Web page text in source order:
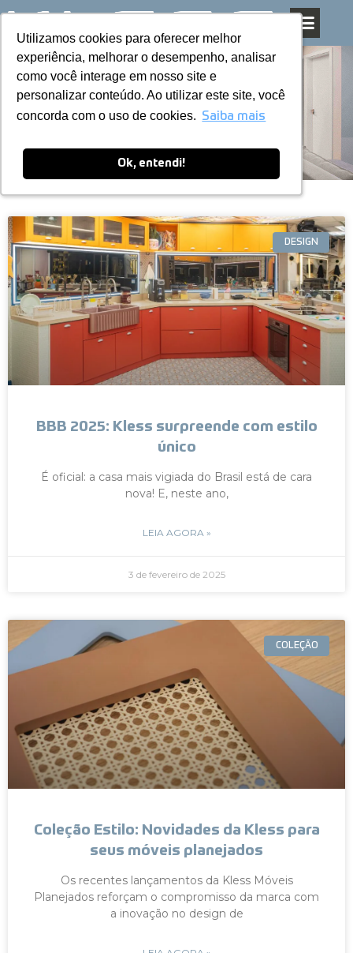
Utilizamos cookies para oferecer melhor
experiência, melhorar o desempenho, analisar
como você interage em nosso site e
personalizar conteúdo. Ao utilizar este site, você
concorda com o uso de cookies. Saiba mais
Ok, entendi!
Utilizamos cookies para oferecer melhor
experiência, melhorar o desempenho, analisar
como você interage em nosso site e
personalizar conteúdo. Ao utilizar este site, você
concorda com o uso de cookies. Saiba mais
Ok, entendi!
Pular
para
o
conteúdo
Blog
DESIGN
BBB 2025: Kless surpreende com estilo
único
É oficial: a casa mais vigiada do Brasil está de cara
nova! E, neste ano,
LEIA AGORA »
3 de fevereiro de 2025
COLEÇÃO
Coleção Estilo: Novidades da Kless para
seus móveis planejados
Os recentes lançamentos da Kless Móveis
Planejados reforçam o compromisso da marca com
a inovação no design de